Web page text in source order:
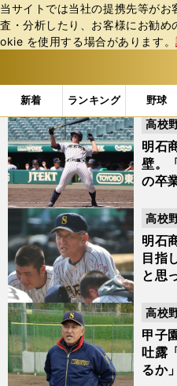
当サイトでは当社の提携先等がお
査・分析したり、お客様にお勧
okie を使⽤する場合があります。
新着 ランキング 野球
b
ス
ポ
ル
ィ
ー
バ
「#狭間善徳」の最新ニ
明石
壁。
の卒
高校
明石
目指
と思
高校
甲子
吐露
るか」
高校